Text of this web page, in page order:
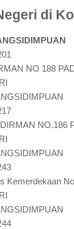
di
NO 188
NO.186
Kemerdekaan